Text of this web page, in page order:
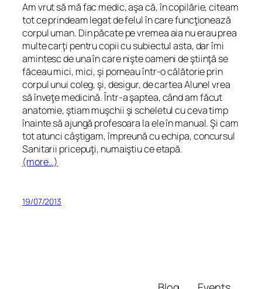
Am vrut să mă fac medic, aşa că, în copilărie, citeam
tot ce prindeam legat de felul în care funcţionează
corpul uman. Din păcate pe vremea aia nu erau prea
multe carţi pentru copii cu subiectul asta, dar îmi
amintesc de una în care nişte oameni de ştiinţă se
făceau mici, mici, şi porneau într-o călătorie prin
corpul unui coleg, şi, desigur, de carteaAlunel vrea
să înveţe medicină. Într-a şaptea, când am făcut
anatomie, ştiam muşchii şi scheletul cu ceva timp
înainte să ajungă profesoara la ele în manual. Şi cam
tot atunci câştigam, împreună cu echipa, concursul
Sanitarii pricepuţi, numaiştiuce etapă.
(more…)
19/07/2013